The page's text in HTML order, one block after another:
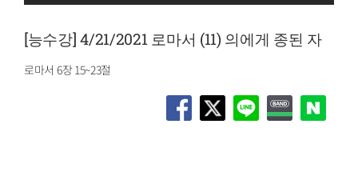
[능수강] 4/21/2021 로마서 (11) 의에게 종된 자
로마서 6장 15~23절